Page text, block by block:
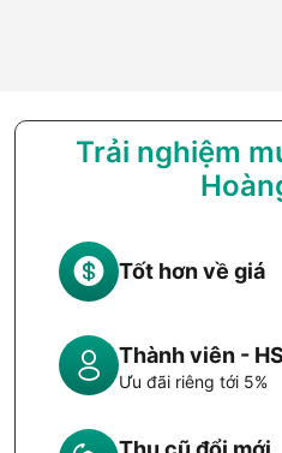
Trải nghiệm
Tốt hơn về giá
Thành viên -
Ưu đãi riêng tới 5%